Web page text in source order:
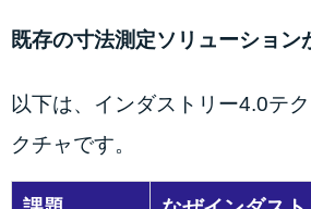
既存の寸法測定ソリューショ
以下は、インダストリー4.0テ
クチャです。